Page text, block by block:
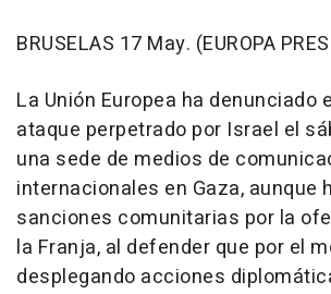
BRUSELAS 17 May. (EUROPA
La Unión Europea ha denunciado
ataque perpetrado por Israel el
una sede de medios de
internacionales en Gaza, aunque
sanciones comunitarias por la
la Franja, al defender que por el
desplegando acciones